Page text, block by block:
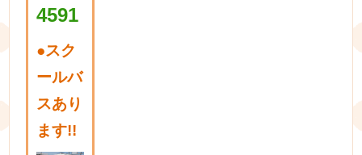
4591
●スク
ールバ
スあり
ます!!